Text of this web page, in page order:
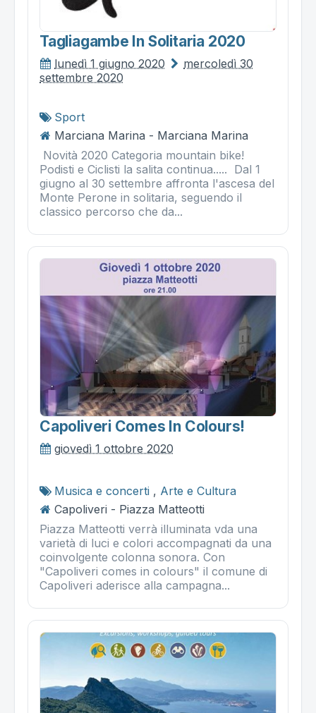
Tagliagambe In Solitaria 2020
lunedì 1 giugno 2020
mercoledì 30
settembre 2020
Sport
Marciana Marina - Marciana Marina
Novità 2020 Categoria mountain bike!
Podisti e Ciclisti la salita continua..... Dal 1
giugno al 30 settembre affronta l'ascesa del
Monte Perone in solitaria, seguendo il
classico percorso che da...
Capoliveri Comes In Colours!
giovedì 1 ottobre 2020
Musica e concerti , Arte e Cultura
Capoliveri - Piazza Matteotti
Piazza Matteotti verrà illuminata vda una
varietà di luci e colori accompagnati da una
coinvolgente colonna sonora. Con
"Capoliveri comes in colours" il comune di
Capoliveri aderisce alla campagna...